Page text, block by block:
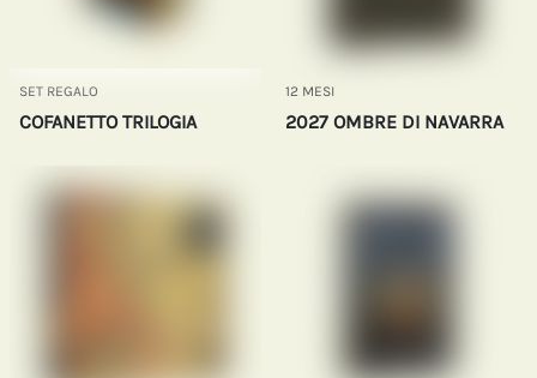
SET REGALO
COFANETTO TRILOGIA
12 MESI
2027 OMBRE DI NAVARRA